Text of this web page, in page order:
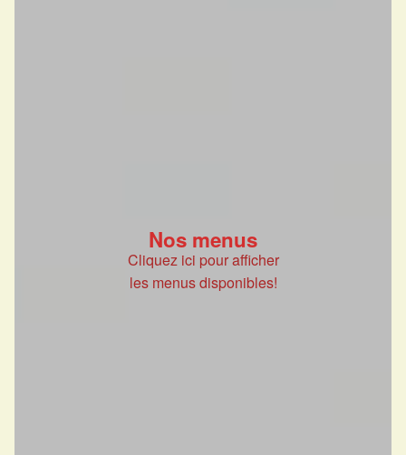
Nos menus
Cliquez ici pour afficher
les menus disponibles!